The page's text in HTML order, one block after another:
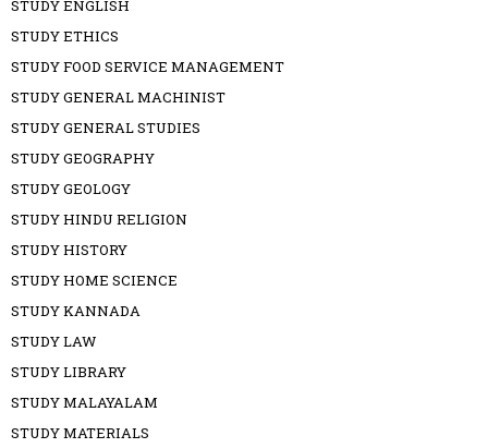
STUDY ENGLISH
STUDY ETHICS
STUDY FOOD SERVICE MANAGEMENT
STUDY GENERAL MACHINIST
STUDY GENERAL STUDIES
STUDY GEOGRAPHY
STUDY GEOLOGY
STUDY HINDU RELIGION
STUDY HISTORY
STUDY HOME SCIENCE
STUDY KANNADA
STUDY LAW
STUDY LIBRARY
STUDY MALAYALAM
STUDY MATERIALS